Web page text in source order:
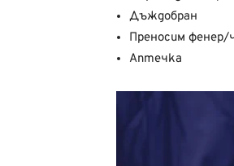
Дъждобран
Преносим фенер/
Аптечка